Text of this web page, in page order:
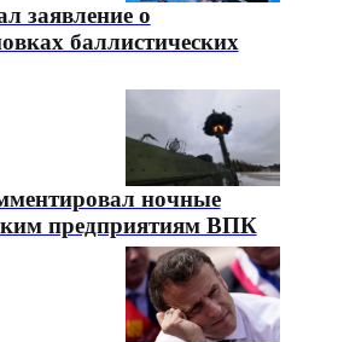
заявление о
баллистических
ночные
предприятиям ВПК